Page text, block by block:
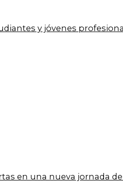
y jóvenes
en una nueva jornada